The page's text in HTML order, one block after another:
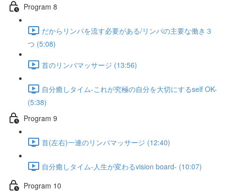
Program 8
だからリンパを流す必要がある/リンパの主要な働き３
つ (5:08)
首のリンパマッサージ (13:56)
自分癒しタイム-これが究極の自分を大切にするself OK-
(5:38)
Program 9
首(左右)一連のリンパマッサージ (12:40)
自分癒しタイム-人生が変わるvision board- (10:07)
Program 10